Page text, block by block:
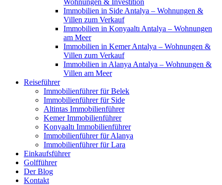
Wohnungen & Investition
Immobilien in Side Antalya – Wohnungen &
Villen zum Verkauf
Immobilien in Konyaaltı Antalya – Wohnungen
am Meer
Immobilien in Kemer Antalya – Wohnungen &
Villen zum Verkauf
Immobilien in Alanya Antalya – Wohnungen &
Villen am Meer
Reiseführer
Immobilienführer für Belek
Immobilienführer für Side
Altintas Immobilienführer
Kemer Immobilienführer
Konyaaltı Immobilienführer
Immobilienführer für Alanya
Immobilienführer für Lara
Einkaufsführer
Golfführer
Der Blog
Kontakt